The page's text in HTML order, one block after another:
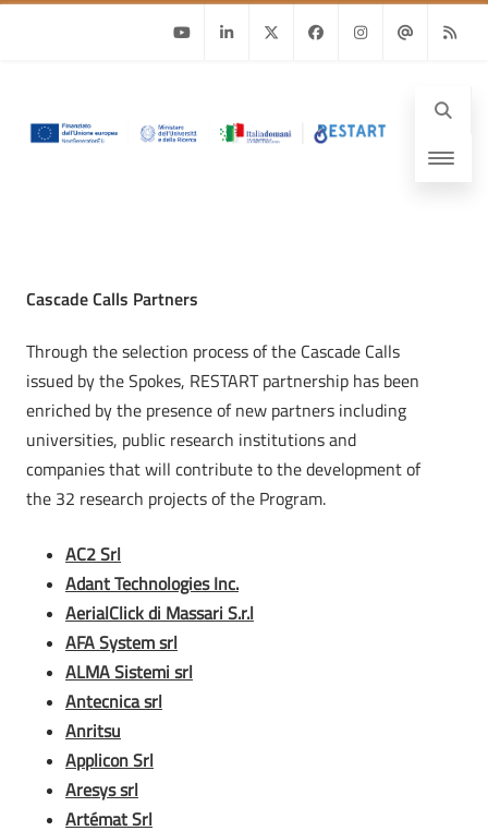
Cascade Calls Partners
Through the selection process of the Cascade Calls
issued by the Spokes, RESTART partnership has been
enriched by the presence of new partners including
universities, public research institutions and
companies that will contribute to the development of
the 32 research projects of the Program.
AC2 Srl
Adant Technologies Inc.
AerialClick di Massari S.r.l
AFA System srl
ALMA Sistemi srl
Antecnica srl
Anritsu
Applicon Srl
Aresys srl
Artémat Srl